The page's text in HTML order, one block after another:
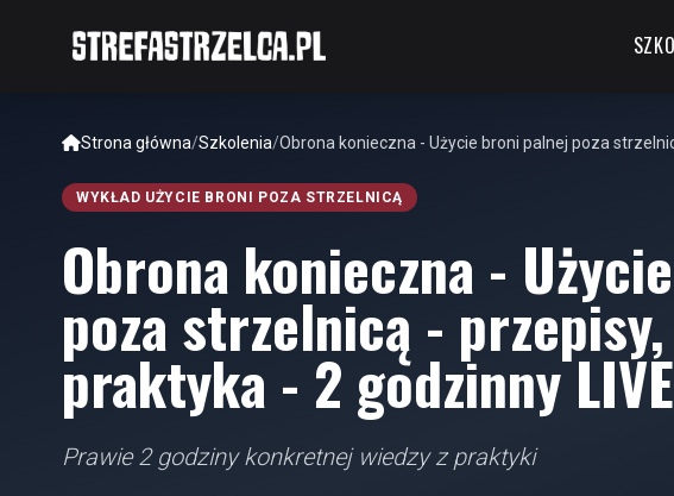
Strona główna/Szkolenia/Obrona konieczna - Użycie broni palnej poza
WYKŁAD UŻYCIE BRONI POZA STRZELNICĄ
Obrona konieczna -
poza strzelnicą -
praktyka - 2 godzinny
Prawie 2 godziny konkretnej wiedzy z praktyki